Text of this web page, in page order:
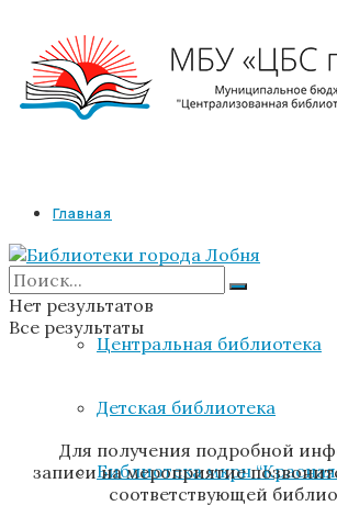
Главная
Библиотеки
Центральная библиотека
Детская библиотека
Библиотека мкрн
Нет результатов
Все результаты
Для получения подробной
записи на мероприятие
соответствующей